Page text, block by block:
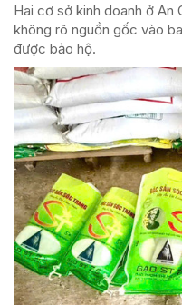
Hai cơ sở kinh doanh ở An
không rõ nguồn gốc vào
được bảo hộ.